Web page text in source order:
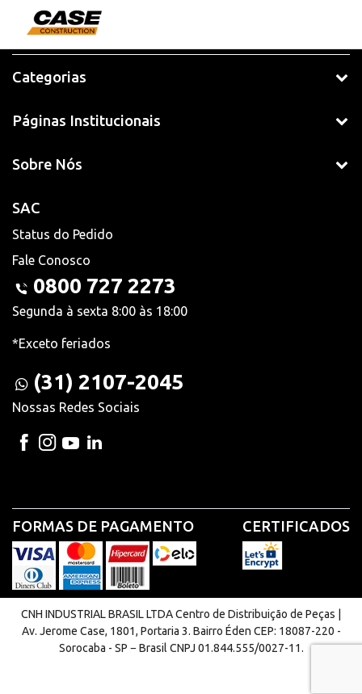
Categorias
Páginas Institucionais
Sobre Nós
SAC
Status do Pedido
Fale Conosco
0800 727 2273
Segunda à sexta 8:00 às 18:00
*Exceto feriados
(31) 2107-2045
Nossas Redes Sociais
FORMAS DE PAGAMENTO CERTIFICADOS
CNH INDUSTRIAL BRASIL LTDA Centro de Distribuição de Peças |
Av. Jerome Case, 1801, Portaria 3. Bairro Éden CEP: 18087-220 -
Sorocaba - SP − Brasil CNPJ 01.844.555/0027-11.